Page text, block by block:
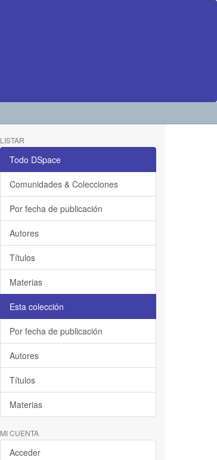
LISTAR
Todo DSpace
Comunidades & Colecciones
Por fecha de publicación
Autores
Títulos
Materias
Esta colección
Por fecha de publicación
Autores
Títulos
Materias
MI CUENTA
Acceder